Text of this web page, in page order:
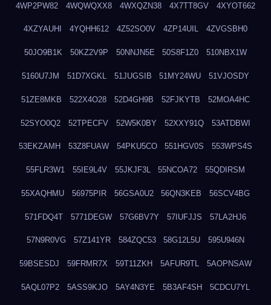
4WP2PW82 4WQWQXX8 4WXQZN38 4X7TT8GV 4XYOT662
4XZYAUHI 4YQHH612 4Z52SO0V 4ZP14UIL 4ZVGSBH0
50JO9B1K 50KZ2V9P 50NNJN5E 50S8F1Z0 510NBX1W
5160U7JM 51D7XGKL 51JUGSIB 51MY24WU 51VJOSDY
51ZE8MKB 522X4O28 52D4GH9B 52FJKYTB 52MOA4HC
52SYO0Q2 52TPECFV 52W5K0BY 52XXY91Q 53ATDBWI
53EKZAMH 53Z8FUAW 54PKU5CO 551HGV0S 553WPS4S
55FLR3W1 55IE9L4V 55JKJF3L 55NCOA72 55QDIRSM
55XAQHMU 56975PIR 56GSA0U2 56QN3KEB 56SCV4BG
571FDQ4T 5771DEGW 57G6BV7Y 57IUFJJS 57LA2HJ6
57N9R0VG 57Z141YR 584ZQC53 58G12L5U 595U946N
59BSESDJ 59FRMR7X 59T11ZKH 5AFUR9TL 5AOPNSAW
5AQL07P2 5ASS9KJO 5AY4N3YE 5B3AF4SH 5CDCU7YL